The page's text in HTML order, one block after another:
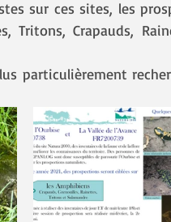
sur ces sites, les
Tritons, Crapauds,
particulièrement